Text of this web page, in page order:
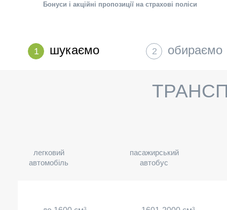
Бонуси і акційні пропозиції на страхові поліси
шукаємо
1 обираємо
2
легковий
автомобіль
пасажирський
автобус
3 3